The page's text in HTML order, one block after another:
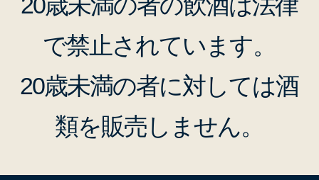
で禁止されています。
20歳未満の者に対しては酒
類を販売しません。